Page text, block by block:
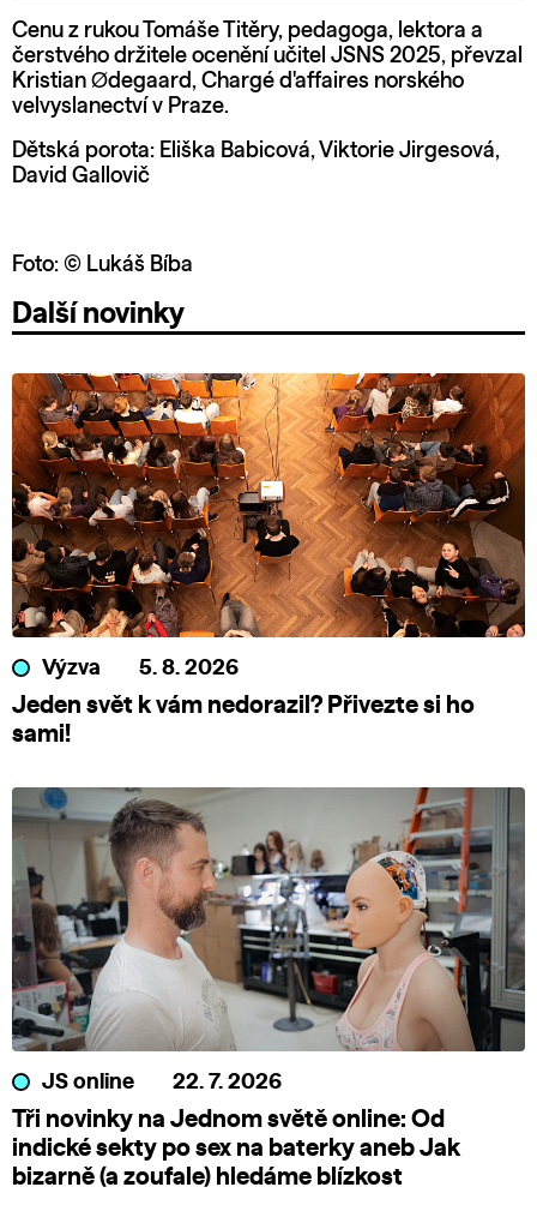
Cenu z rukou Tomáše Titěry, pedagoga, lektora a
čerstvého držitele ocenění učitel JSNS 2025, převzal
Kristian Ødegaard, Chargé d'affaires norského
velvyslanectví v Praze.
Dětská porota: Eliška Babicová, Viktorie Jirgesová,
David Gallovič
Foto: © Lukáš Bíba
Další novinky
Výzva 5. 8. 2026
Jeden svět k vám nedorazil? Přivezte si ho
sami!
JS online 22. 7. 2026
Tři novinky na Jednom světě online: Od
indické sekty po sex na baterky aneb Jak
bizarně (a zoufale) hledáme blízkost